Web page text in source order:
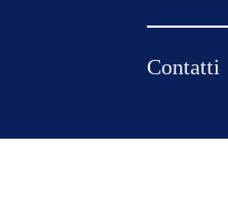
Salta
Contatti